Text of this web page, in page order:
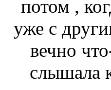
потом ,
уже с
вечно
слышала